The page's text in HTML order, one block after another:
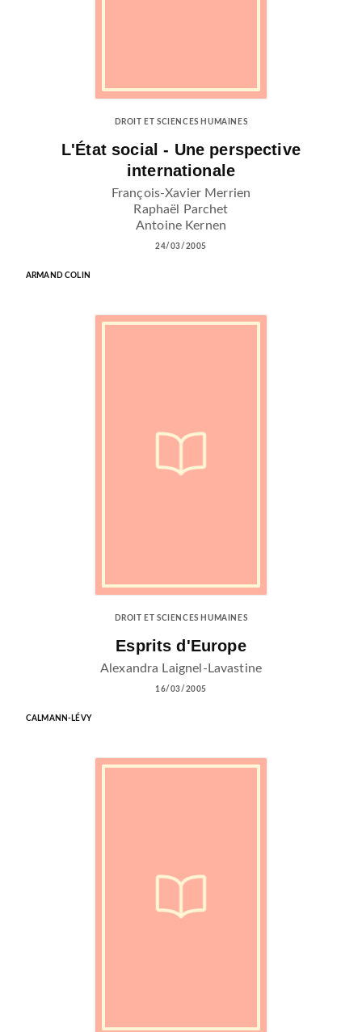
DROIT ET SCIENCES HUMAINES
L'État social - Une perspective
internationale
François-Xavier Merrien
Raphaël Parchet
Antoine Kernen
24/03/2005
ARMAND COLIN
DROIT ET SCIENCES HUMAINES
Esprits d'Europe
Alexandra Laignel-Lavastine
16/03/2005
CALMANN-LÉVY